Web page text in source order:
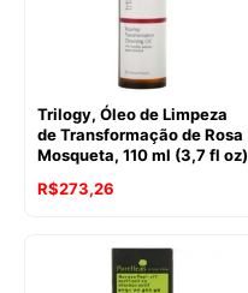
Trilogy, Óleo de Limpeza
de Transformação de Rosa
Mosqueta, 110 ml (3,7 fl oz)
R$273,26